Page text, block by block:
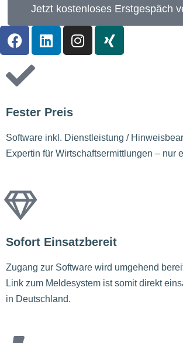
Jetzt kostenloses Erstgespäch
Fester Preis
Software inkl. Dienstleistung /
Expertin für Wirtschaftsermittlungen – nur
Sofort Einsatzbereit
Zugang zur Software wird umgehend
Link zum Meldesystem ist somit direkt
in Deutschland.